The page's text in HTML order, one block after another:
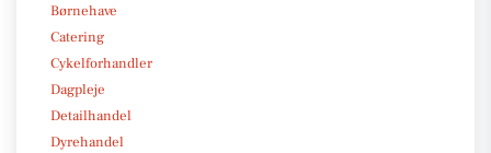
Børnehave
Catering
Cykelforhandler
Dagpleje
Detailhandel
Dyrehandel